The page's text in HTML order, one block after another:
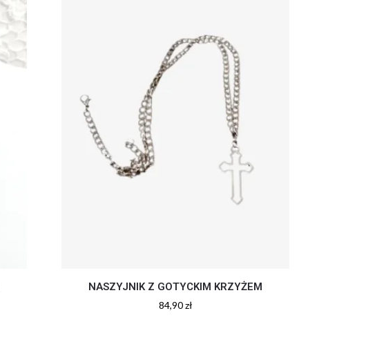
NASZYJNIK Z GOTYCKIM KRZYŻEM
84,90zł